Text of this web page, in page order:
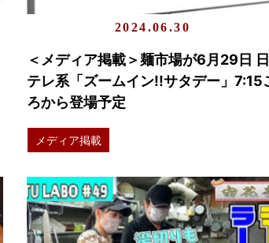
2024.06.30
＜メディア掲載＞麺市場が6月29日 日
テレ系「ズームイン!!サタデー」7:15
ろから登場予定
メディア掲載